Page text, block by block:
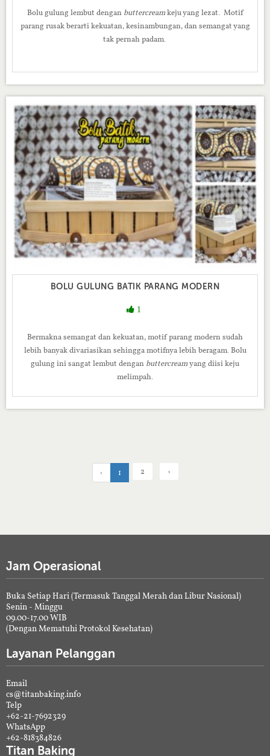
Bolu gulung lembut dengan buttercreamkeju yang lezat. Motif
parang rusak berarti kekuatan, kesinambungan, dan semangat yang
tak pernah padam.
BOLU GULUNG BATIK PARANG MODERN
1
Bermakna semangat dan kekuatan, motif parang modern sudah
lebih banyak divariasikan sehingga motifnya lebih beragam. Bolu
gulung ini sangat lembut dengan buttercreamyang diisi keju
melimpah.
‹ 1 2 ›
Jam Operasional
Buka Setiap Hari (Termasuk Tanggal Merah dan Libur Nasional)
Senin - Minggu
09.00-17.00 WIB
(Dengan Mematuhi Protokol Kesehatan)
Layanan Pelanggan
Email
cs@titanbaking.info
Telp
+62-21-7692329
WhatsApp
+62-818384826
Titan Baking